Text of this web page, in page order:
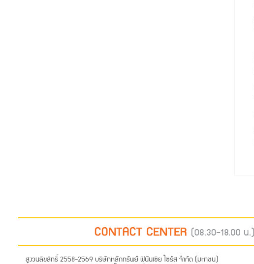
สงวนลิขสิทธิ์ 2558-2569 บริษัทหลักทรัพย์ ฟินันเซีย ไซรัส จำกัด (มหาชน)